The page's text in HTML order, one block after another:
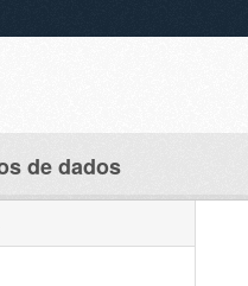
de dados